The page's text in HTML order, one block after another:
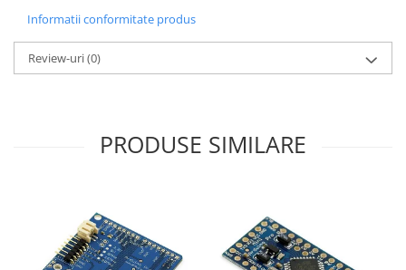
Informatii conformitate produs
Review-uri(0)
PRODUSE SIMILARE